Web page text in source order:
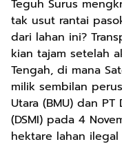
Teguh Surus
tak usut rantai
dari lahan ini?
kian tajam setelah
Tengah, di mana
milik sembilan
Utara (BMU) dan
(DSMI) pada 4
hektare lahan